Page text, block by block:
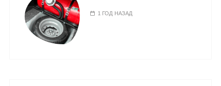
1 ГОД НАЗАД